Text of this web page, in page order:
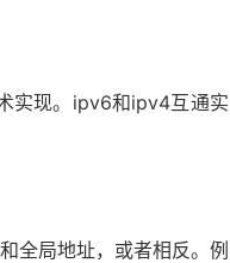
实现。ipv6和ipv4互通实
全局地址，或者相反。例